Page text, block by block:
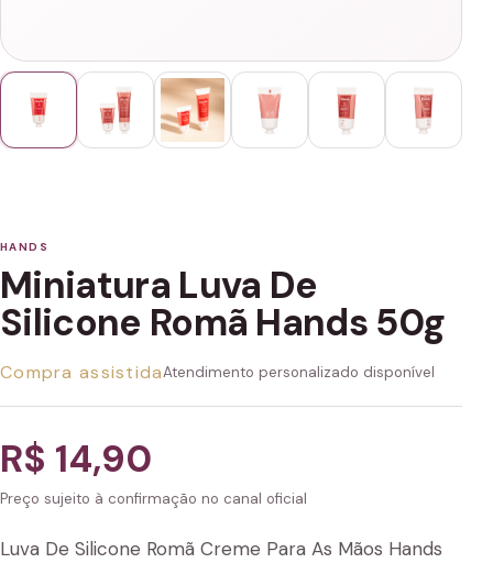
HANDS
Miniatura Luva De
Silicone Romã Hands 50g
Compra assistidaAtendimento personalizado disponível
R$ 14,90
Preço sujeito à confirmação no canal oficial
Luva De Silicone Romã Creme Para As Mãos Hands